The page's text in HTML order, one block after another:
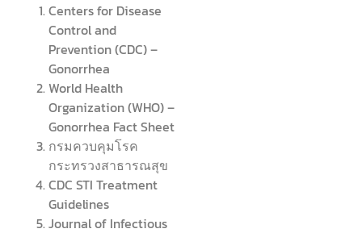
Centers for Disease
Control and
Prevention (CDC) –
Gonorrhea
World Health
Organization (WHO) –
Gonorrhea Fact Sheet
กรมควบคุมโรค
กระทรวงสาธารณสุข
CDC STI Treatment
Guidelines
Journal of Infectious